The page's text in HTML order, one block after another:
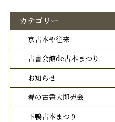
カテゴリー
京古本や往来
古書会館de古本まつり
お知らせ
春の古書大即売会
下鴨古本まつり